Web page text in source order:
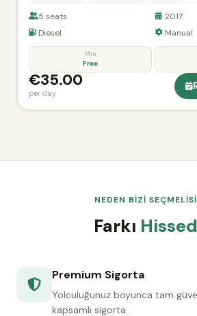
5 seats
2017
Diesel
Manual
Min
Free
€35.00
per day
NEDEN BİZİ
Farkı
Premium Sigorta
Yolculuğunuz boyunca tam
kapsamlı sigorta.